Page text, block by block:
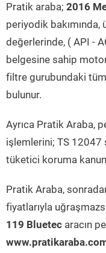
Pratik araba; 2016
periyodik
değerlerinde, ( API -
belgesine sahip
filtre gurubundaki
bulunur.
Ayrıca Pratik Araba,
işlemlerini; TS 12047
tüketici koruma
Pratik Araba,
fiyatlarıyla
119 Bluetec aracın